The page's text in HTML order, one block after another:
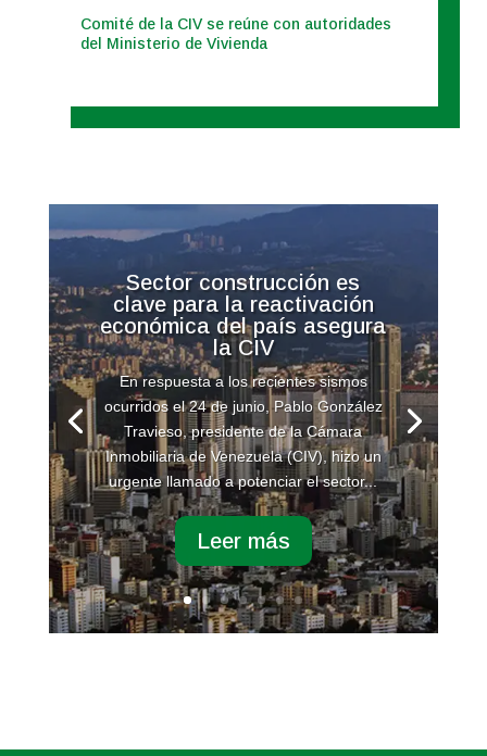
Comité de la CIV se reúne con autoridades
del Ministerio de Vivienda
Sector construcción es
clave para la reactivación
económica del país asegura
la CIV
En respuesta a los recientes sismos
ocurridos el 24 de junio, Pablo González
Travieso, presidente de la Cámara
Inmobiliaria de Venezuela (CIV), hizo un
urgente llamado a potenciar el sector...
Leer más